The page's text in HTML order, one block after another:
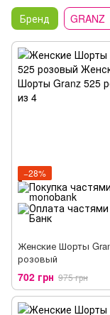
Бренд GRANZ
−28%
Женские Шорты
розовый
702 грн 975 грн